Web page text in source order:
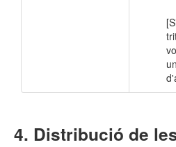
Distribució de